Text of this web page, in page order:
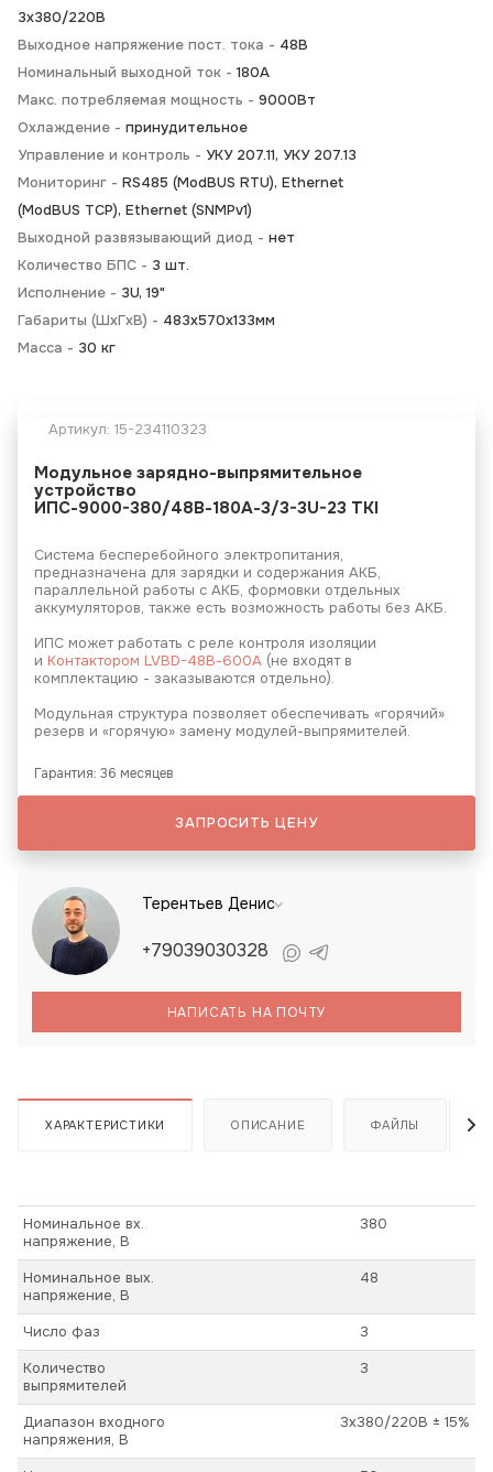
3х380/220В
Выходное напряжение пост. тока - 48В
Номинальный выходной ток - 180А
Макс. потребляемая мощность - 9000Вт
Охлаждение - принудительное
Управление и контроль - УКУ 207.11, УКУ 207.13
Мониторинг - RS485 (ModBUS RTU), Ethernet
(ModBUS TCP), Ethernet (SNMPv1)
Выходной развязывающий диод - нет
Количество БПС - 3 шт.
Исполнение - 3U, 19"
Габариты (ШхГхВ) - 483х570х133мм
Масса - 30 кг
Артикул: 15-234110323
Модульное зарядно-выпрямительное
устройство
ИПС-9000-380/48В-180А-3/3-3U-23 ТКI
Система бесперебойного электропитания,
предназначена для зарядки и содержания АКБ,
параллельной работы с АКБ, формовки отдельных
аккумуляторов, также есть возможность работы без АКБ.
ИПС может работать с реле контроля изоляции
и Контактором LVBD-48В-600А (не входят в
комплектацию - заказываются отдельно).
Модульная структура позволяет обеспечивать «горячий»
резерв и «горячую» замену модулей-выпрямителей.
Гарантия: 36 месяцев
ЗАПРОСИТЬ ЦЕНУ
Терентьев Денис
+79039030328
НАПИСАТЬ НА ПОЧТУ
ХАРАКТЕРИСТИКИ ОПИСАНИЕ ФАЙЛЫ
Номинальное вх.
напряжение, В
380
Номинальное вых.
напряжение, В
48
Число фаз
3
Количество
выпрямителей
3
Диапазон входного
напряжения, В
3х380/220В ± 15%